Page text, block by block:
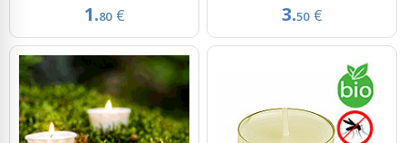
1.80 € 3.50 €